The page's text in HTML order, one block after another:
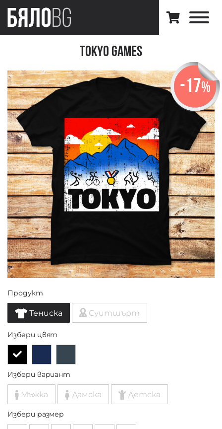
Tokyo Games
-17%
Продукт
Тениска Суитшърт
Избери цвят
Избери вариант
Мъжка Дамска Детска
Избери размер